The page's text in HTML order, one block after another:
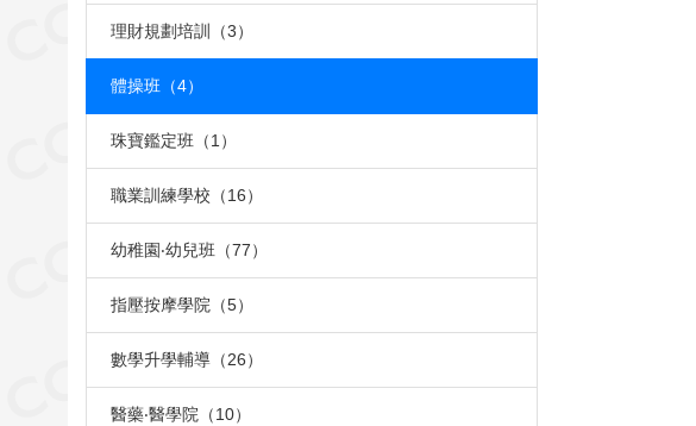
理財規劃培訓（3）
體操班（4）
珠寶鑑定班（1）
職業訓練學校（16）
幼稚園‧幼兒班（77）
指壓按摩學院（5）
數學升學輔導（26）
醫藥‧醫學院（10）